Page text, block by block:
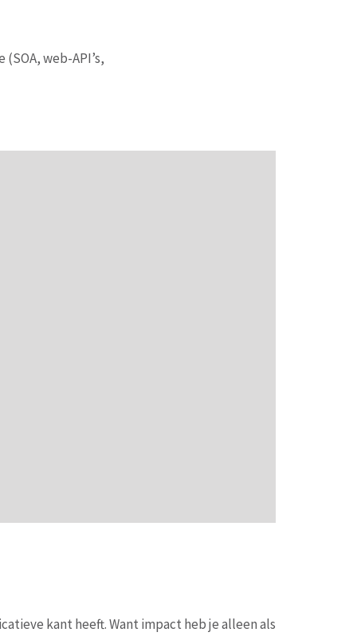
web-API’s,
kant heeft. Want impact heb je alleen als